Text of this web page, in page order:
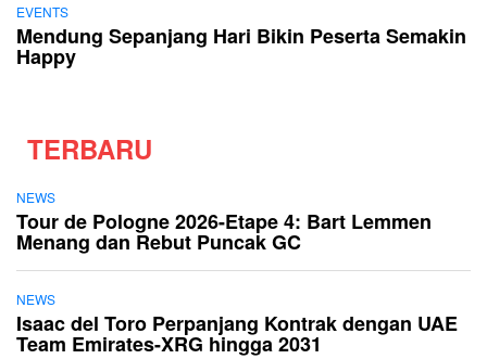
EVENTS
Mendung Sepanjang Hari Bikin Peserta Semakin
Happy
TERBARU
NEWS
Tour de Pologne 2026-Etape 4: Bart Lemmen
Menang dan Rebut Puncak GC
NEWS
Isaac del Toro Perpanjang Kontrak dengan UAE
Team Emirates-XRG hingga 2031